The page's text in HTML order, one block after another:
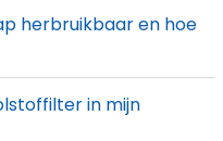
herbruikbaar en hoe
in mijn